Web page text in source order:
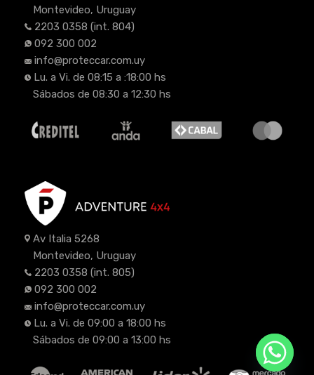
Montevideo, Uruguay
2203 0358 (int. 804)
092 300 002
info@proteccar.com.uy
Lu. a Vi. de 08:15 a :18:00 hs
Sábados de 08:30 a 12:30 hs
Av Italia 5268
Montevideo, Uruguay
2203 0358 (int. 805)
092 300 002
info@proteccar.com.uy
Lu. a Vi. de 09:00 a 18:00 hs
Sábados de 09:00 a 13:00 hs